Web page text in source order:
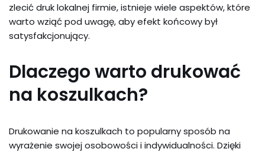
zlecić druk lokalnej firmie, istnieje wiele aspektów, które
warto wziąć pod uwagę, aby efekt końcowy był
satysfakcjonujący.
Dlaczego warto drukować
na koszulkach?
Drukowanie na koszulkach to popularny sposób na
wyrażenie swojej osobowości i indywidualności. Dzięki